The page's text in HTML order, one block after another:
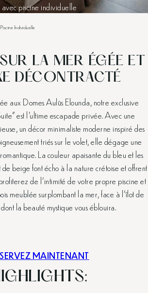
avec piscine individuelle
Individuelle
LA MER ÉGÉE ET
DÉCONTRACTÉ
aux Domes Aulūs Elounda, notre exclusive
est l’ultime escapade privée. Avec une
un décor minimaliste moderne inspiré des
triés sur le volet, elle dégage une
La couleur apaisante du bleu et les
beige font écho à la nature crétoise et offrent
de l’intimité de votre propre piscine et
meublée surplombant la mer, face à l’îlot de
la beauté mystique vous éblouira.
MAINTENANT